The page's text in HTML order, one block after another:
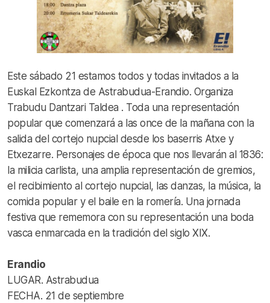
Este sábado 21 estamos todos y todas invitados a la
Euskal Ezkontza de Astrabudua-Erandio. Organiza
Trabudu Dantzari Taldea . Toda una representación
popular que comenzará a las once de la mañana con la
salida del cortejo nupcial desde los baserris Atxe y
Etxezarre. Personajes de época que nos llevarán al 1836:
la milicia carlista, una amplia representación de gremios,
el recibimiento al cortejo nupcial, las danzas, la música, la
comida popular y el baile en la romería. Una jornada
festiva que rememora con su representación una boda
vasca enmarcada en la tradición del siglo XIX.
Erandio
LUGAR. Astrabudua
FECHA. 21 de septiembre